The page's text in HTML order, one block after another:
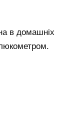
в домашніх